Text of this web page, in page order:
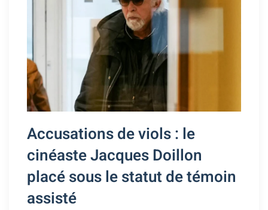
Accusations de viols : le
cinéaste Jacques Doillon
placé sous le statut de témoin
assisté